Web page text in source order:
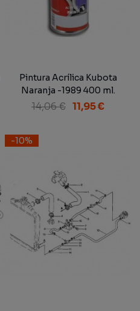
Pintura Acrílica Kubota
Naranja -1989 400 ml.
14,06 € 11,95 €
-10%